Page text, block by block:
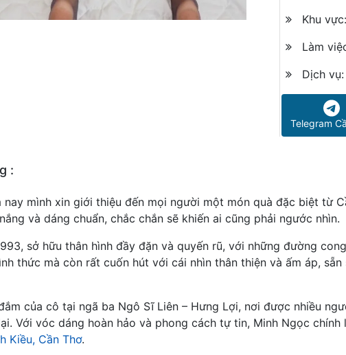
Khu vực:
Làm
Dịch vụ:
Telegram
:
nay mình xin giới thiệu đến mọi người một món quà đặc biệt từ
và dáng chuẩn, chắc chắn sẽ khiến ai cũng phải ngước nhìn.
sở hữu thân hình đầy đặn và quyến rũ, với những đường
thức mà còn rất cuốn hút với cái nhìn thân thiện và ấm áp, sẵn
của cô tại ngã ba Ngô Sĩ Liên – Hưng Lợi, nơi được nhiều
Với vóc dáng hoàn hảo và phong cách tự tin, Minh Ngọc chính
Kiều, Cần Thơ.